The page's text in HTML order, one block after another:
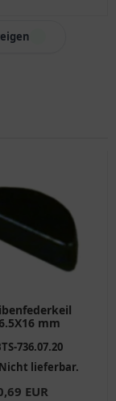
mm
736.07.20
Nicht lieferbar.
EUR